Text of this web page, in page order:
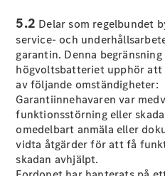
Alla Coupé
CLE Coupé
Mercedes-
AMG GT
Coupé
Mercedes-
AMG GT 4-
Dörrars
5.2 Delar som regelbundet
service- och
garantin. Denna
högvoltsbatteriet upphör att
av följande omständigheter:
Garantiinnehavaren var
funktionsstörning eller
omedelbart anmäla eller
vidta åtgärder för att få
skadan avhjälpt.